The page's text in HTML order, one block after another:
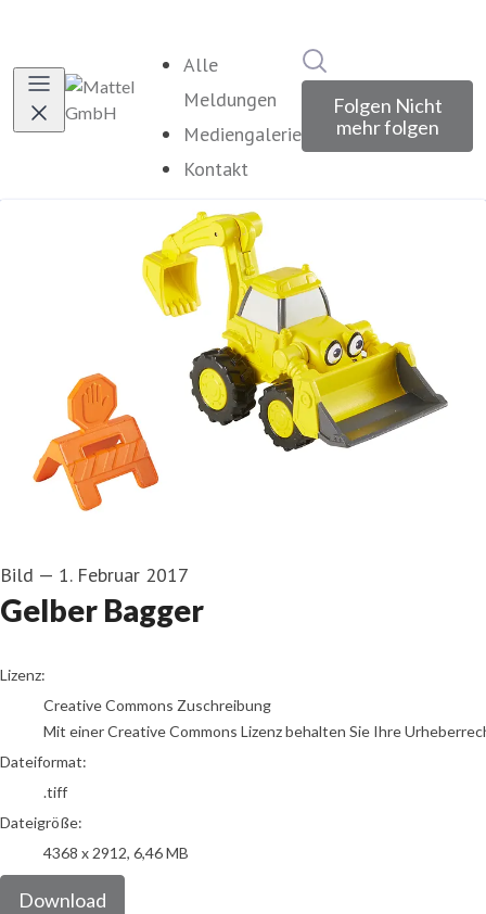
Alle
Meldungen
Mediengalerie
Kontakt
Folgen Nicht
mehr folgen
Bild — 1. Februar 2017
Gelber Bagger
go to media item
Lizenz:
Creative Commons Zuschreibung
Mit einer Creative Commons Lizenz behalten Sie Ihre
Dateiformat:
.tiff
Dateigröße:
4368 x 2912, 6,46 MB
Download